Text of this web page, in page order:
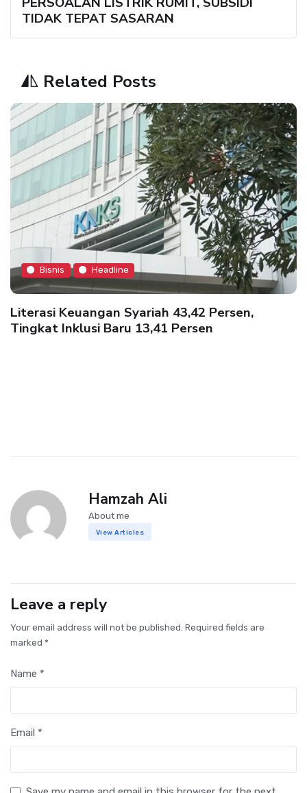
TIDAK TEPAT SASARAN
Related Posts
Bisnis Headline
Literasi Keuangan Syariah 43,42 Persen,
Tingkat Inklusi Baru 13,41 Persen
Hamzah Ali
About me
View Articles
Leave a reply
Your email address will not be published. Required fields are
marked *
Name *
Email *